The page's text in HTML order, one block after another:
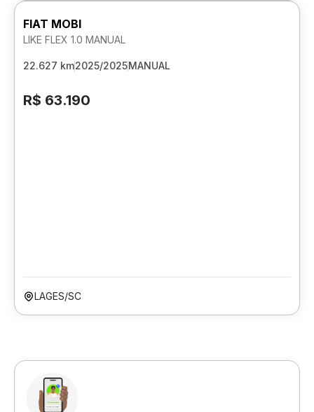
FIAT MOBI
LIKE FLEX 1.0 MANUAL
22.627 km2025/2025MANUAL
R$ 63.190
LAGES/SC